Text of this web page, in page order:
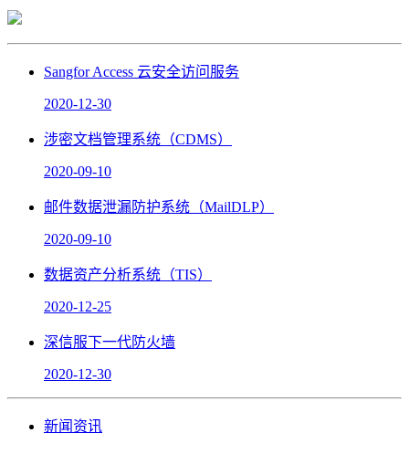
Sangfor Access 云安全访问服务
2020-12-30
涉密文档管理系统（CDMS）
2020-09-10
邮件数据泄漏防护系统（MailDLP）
2020-09-10
数据资产分析系统（TIS）
2020-12-25
深信服下一代防火墙
2020-12-30
新闻资讯